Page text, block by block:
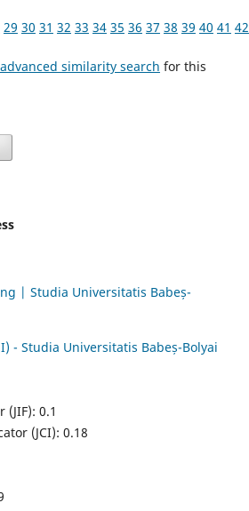
29 30 31 32 33 34 35 36 37 38 39 40 41 42
similarity search for this
| Studia Universitatis Babeș-
- Studia Universitatis Babeș-Bolyai
0.1
(JCI): 0.18